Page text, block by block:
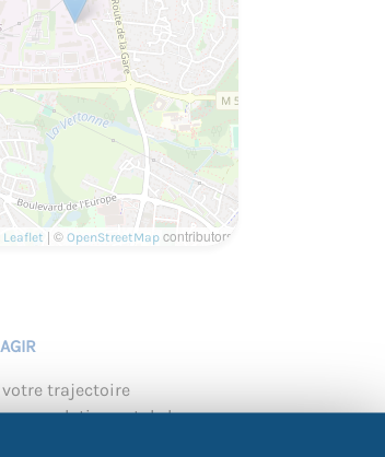
Leaflet | © OpenStreetMapcontributors
trajectoire
populations et de la